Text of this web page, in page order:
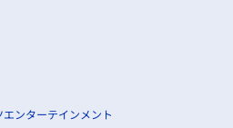
ンターテインメント